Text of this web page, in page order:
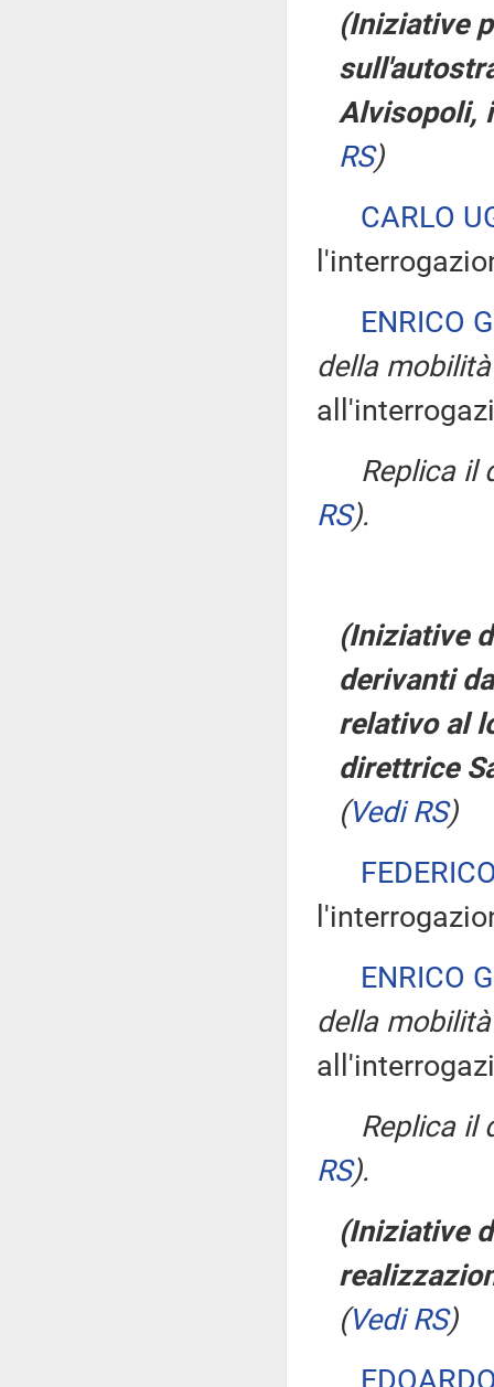
(Iniziative
Alvisopoli,
RS)
CARLO
ENRICO
della
Replica il
RS).
(Iniziative
derivanti
relativo al
direttrice
(Vedi RS)
ENRICO
della
Replica il
RS).
(Iniziative
(Vedi RS)